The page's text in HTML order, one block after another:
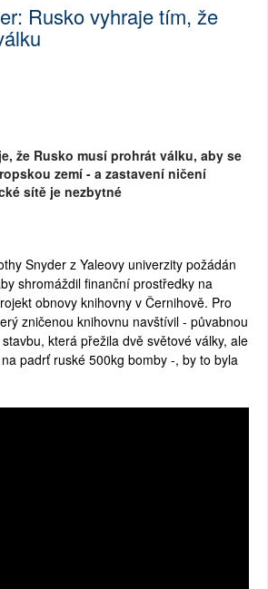
Rusko vyhraje tím, že
že Rusko musí prohrát válku, aby se
zemí - a zastavení ničení
sítě je nezbytné
Snyder z Yaleovy univerzity požádán
shromáždil finanční prostředky na
obnovy knihovny v Černihově. Pro
zničenou knihovnu navštívil - půvabnou
která přežila dvě světové války, ale
padrť ruské 500kg bomby -, by to byla